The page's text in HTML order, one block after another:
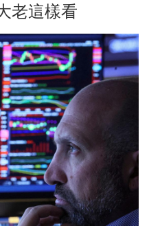
老這樣看